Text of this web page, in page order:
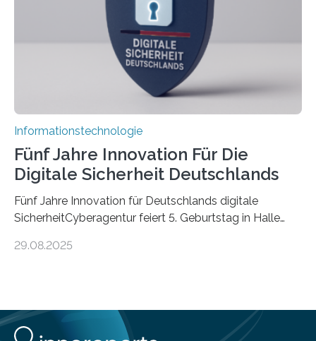
Informationen verarbeiten und häufig auch mit…
Informationstechnologie
Fünf Jahre Innovation Für Die
Digitale Sicherheit Deutschlands
Fünf Jahre Innovation für Deutschlands digitale
SicherheitCyberagentur feiert 5. Geburtstag in Halle
ErfolgeDie Agentur für Innovation in der
Forschungsarbeit, politischen Grußworten und der
feierlichen Preisverleihung des Ideenwettbewerbs
29.08.2025